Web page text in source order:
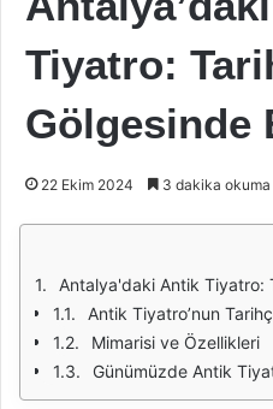
Tiyatro:
Gölgesinde
22 Ekim 2024 3 dakika okuma
Antalya'daki Antik Tiyatro:
Antik Tiyatro’nun
Mimarisi ve Özellikleri
Günümüzde Antik